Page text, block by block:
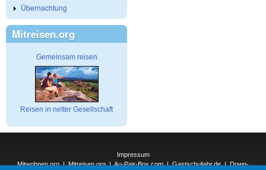
Übernachtung
Mitreisen.org
Gemeinsam reisen
Reisen in netter Gesellschaft
Impressum
Mitwohnen.org|Mitreisen.org|Au-Pair-Box.com|Gastschuljahr.de|Down-